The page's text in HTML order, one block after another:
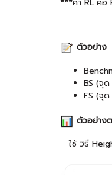
***ค่า RL คือ
ตัวอย่าง
BS (จุ
FS (จุ
ตัวอย่าง
ใช้ วิธี